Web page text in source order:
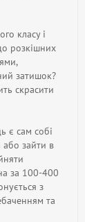
класу і
розкішних
затишок?
скрасити
є сам собі
або зайти в
за 100-400
з
та